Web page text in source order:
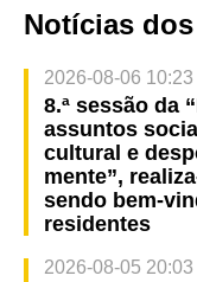
Notícias
2026-08-06 10:23
8.ª sessão da
assuntos
cultural e
mente”,
sendo bem-
residentes
2026-08-05 20:03